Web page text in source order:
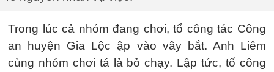
Trong lúc cả nhóm đang chơi, tổ công tác Công
an huyện Gia Lộc ập vào vây bắt. Anh Liêm
cùng nhóm chơi tá lả bỏ chạy. Lập tức, tổ công